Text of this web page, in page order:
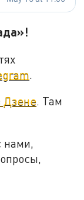
.
Дзене. Там
нами,